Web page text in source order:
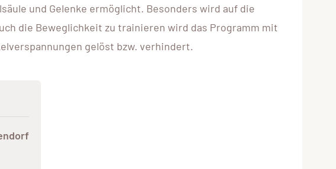
und Gelenke ermöglicht. Besonders wird auf die
die Beweglichkeit zu trainieren wird das Programm mit
gelöst bzw. verhindert.